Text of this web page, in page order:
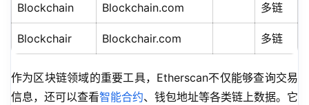
Blockchain Blockchain.com 多链
Blockchair Blockchair.com 多链
作为区块链领域的重要工具，Etherscan不仅能够查询交易
信息，还可以查看智能合约、钱包地址等各类链上数据。它